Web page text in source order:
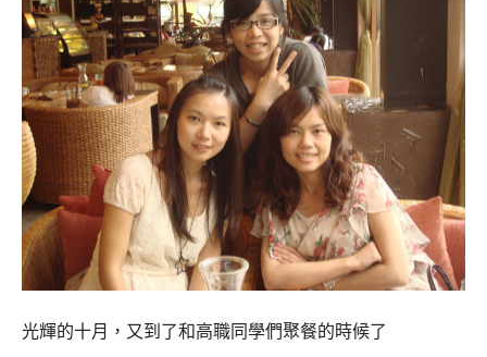
光輝的十月，又到了和高職同學們聚餐的時候了